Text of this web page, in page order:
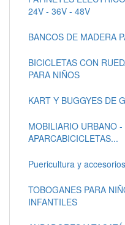
24V - 36V - 48V
BANCOS DE MADERA
BICICLETAS CON
PARA NIÑOS
KART Y BUGGYES DE
MOBILIARIO URBANO
APARCABICICLETAS...
Puericultura y
TOBOGANES PARA
INFANTILES